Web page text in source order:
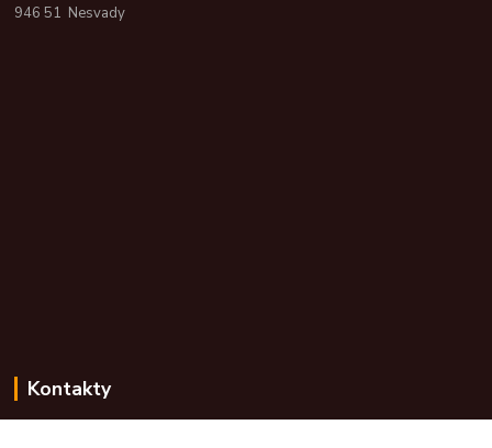
946 51 Nesvady
Kontakty